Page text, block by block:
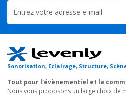
Sonorisation, Eclairage, Structure,
Tout pour l'évènementiel et la
Nous vous proposons un large choix de